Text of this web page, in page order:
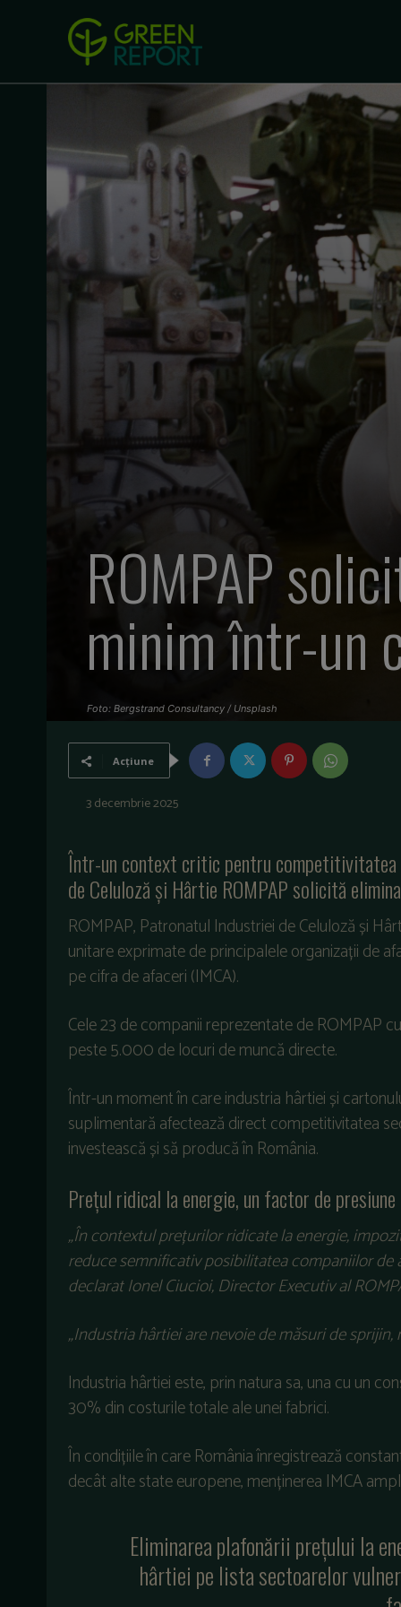
ROMPAP
minim într-un
Foto: Bergstrand Consultancy / Unsplash
Acțiune
3 decembrie 2025
Într-un context critic pentru
de Celuloză și Hârtie ROMPAP solicită
ROMPAP, Patronatul Industriei de Celuloză și
unitare exprimate de principalele organizații de
pe cifra de afaceri (IMCA).
Cele 23 de companii reprezentate de ROMPAP
peste 5.000 de locuri de muncă directe.
Într-un moment în care industria hârtiei și
suplimentară afectează direct competitivitatea
investească și să producă în România.
Prețul ridical la energie, un factor de presiune
„În contextul prețurilor ridicate la energie,
reduce semnificativ posibilitatea companiilor de
declarat Ionel Ciucioi, Director Executiv al
„Industria hârtiei are nevoie de măsuri de
Industria hârtiei este, prin natura sa, una cu un
30% din costurile totale ale unei fabrici.
În condițiile în care România înregistrează
decât alte state europene, menținerea IMCA
Eliminarea plafonării prețului la
hârtiei pe lista sectoarelor